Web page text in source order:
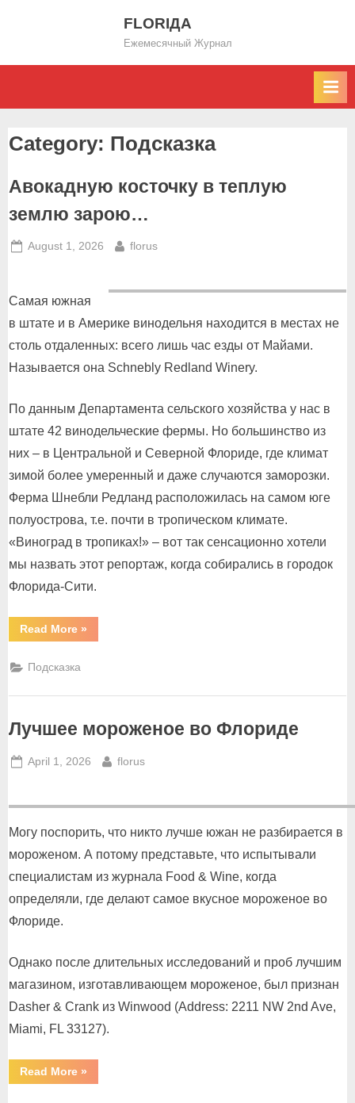
FLORIДА
Ежемесячный Журнал
Category: Подсказка
Авокадную косточку в теплую
землю зарою…
Posted
August 1, 2026 By
florus
Самая южная
в штате и в Америке винодельня находится в местах не
столь отдаленных: всего лишь час езды от Майами.
Называется она Schnebly Redland Winery.
По данным Департамента сельского хозяйства у нас в
штате 42 винодельческие фермы. Но большинство из
них – в Центральной и Северной Флориде, где климат
зимой более умеренный и даже случаются заморозки.
Ферма Шнебли Редланд расположилась на самом юге
полуострова, т.е. почти в тропическом климате.
«Виноград в тропиках!» – вот так сенсационно хотели
мы назвать этот репортаж, когда собирались в городок
Флорида-Сити.
Read More“Авокадную
косточку
землю
»
Подсказка
Лучшее мороженое во Флориде
Posted
April 1, 2026 By
florus
Могу поспорить, что никто лучше южан не разбирается в
мороженом. А потому представьте, что испытывали
специалистам из журнала Food & Wine, когда
определяли, где делают самое вкусное мороженое во
Флориде.
Однако после длительных исследований и проб лучшим
магазином, изготавливающем мороженое, был признан
Dasher & Crank из Winwood (Address: 2211 NW 2nd Ave,
Miami, FL 33127).
Read More“Лучшее
мороженое
»